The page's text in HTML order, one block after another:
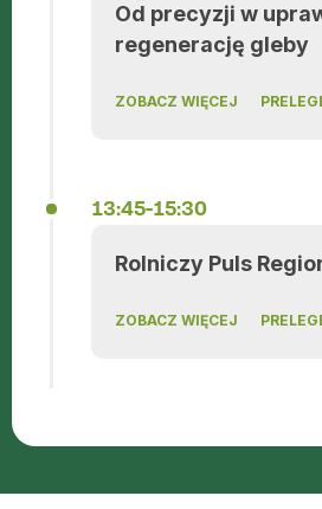
Od precyzji w
regenerację gleby
ZOBACZ WIĘCEJ
13:45-15:30
Rolniczy Puls
ZOBACZ WIĘCEJ